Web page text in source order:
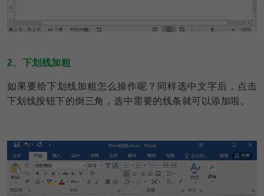
2、下划线加粗
如果要给下划线加粗怎么操作呢？同样选中文字后，点击
下划线按钮下的倒三角，选中需要的线条就可以添加啦。